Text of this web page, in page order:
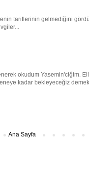
tariflerinin gelmediğini
okudum Yasemin'ciğim.
kadar bekleyeceğiz
Ana Sayfa